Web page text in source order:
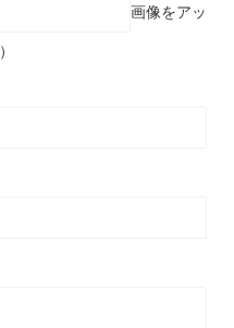
画像をアッ